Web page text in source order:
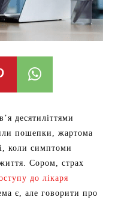
десятиліттями
пошепки, жартома
коли симптоми
Сором, страх
до лікаря
є, але говорити про